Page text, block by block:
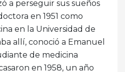
a perseguir sus sueños
en 1951 como
en la Universidad de
allí, conoció a Emanuel
de medicina
en 1958, un año